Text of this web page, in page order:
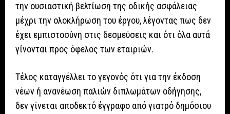
την ουσιαστική βελτίωση της οδικής ασφάλειας
μέχρι την ολοκλήρωση του έργου, λέγοντας πως δεν
έχει εμπιστοσύνη στις δεσμεύσεις και ότι όλα αυτά
γίνονται προς όφελος των εταιριών.
Τέλος καταγγέλλει το γεγονός ότι για την έκδοση
νέων ή ανανέωση παλιών διπλωμάτων οδήγησης,
δεν γίνεται αποδεκτό έγγραφο από γιατρό δημόσιου